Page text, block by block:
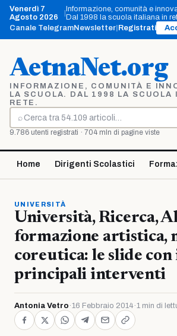
Vai
contenuto
Venerdì 7
Agosto 2026
Informazione, comunità e
Dal 1998 la scuola italiana in
Canale TelegramNewsletter Registrati
AetnaNet.org
INFORMAZIONE, COMUNITÀ E
LA SCUOLA. DAL 1998 LA SCUOLA
RETE.
⌕
Cerca
9.786 utenti registrati · 704 mln di pagine viste
Home Dirigenti Scolastici
UNIVERSITÀ
Università, Ricerca,
formazione artistica,
coreutica: le slide con
principali interventi
Antonia Vetro ·16 Febbraio 2014 ·1 min di